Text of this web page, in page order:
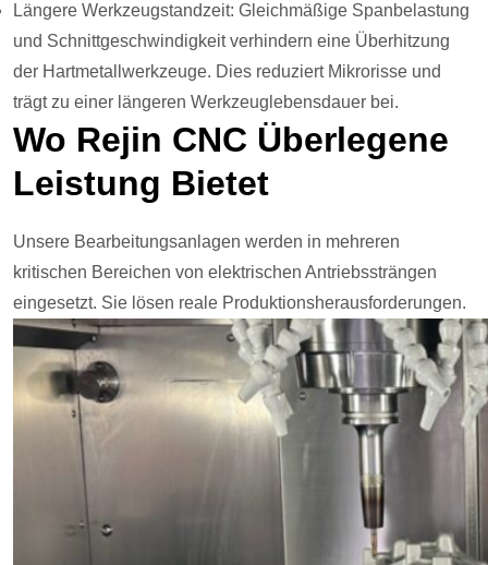
Längere Werkzeugstandzeit: Gleichmäßige Spanbelastung
und Schnittgeschwindigkeit verhindern eine Überhitzung
der Hartmetallwerkzeuge. Dies reduziert Mikrorisse und
trägt zu einer längeren Werkzeuglebensdauer bei.
Wo Rejin CNC Überlegene
Leistung Bietet
Unsere Bearbeitungsanlagen werden in mehreren
kritischen Bereichen von elektrischen Antriebssträngen
eingesetzt. Sie lösen reale Produktionsherausforderungen.